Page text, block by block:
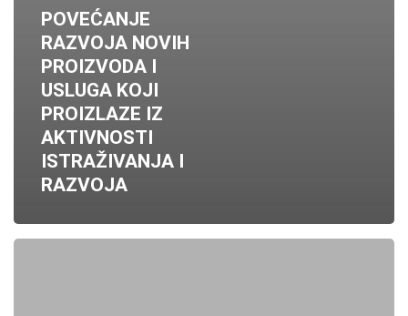
POVEĆANJE
RAZVOJA NOVIH
PROIZVODA I
USLUGA KOJI
PROIZLAZE IZ
AKTIVNOSTI
ISTRAŽIVANJA I
RAZVOJA